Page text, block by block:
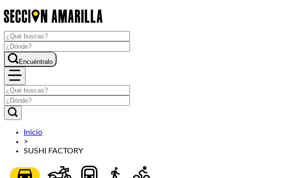
Encuéntralo
Inicio
>
SUSHI FACTORY